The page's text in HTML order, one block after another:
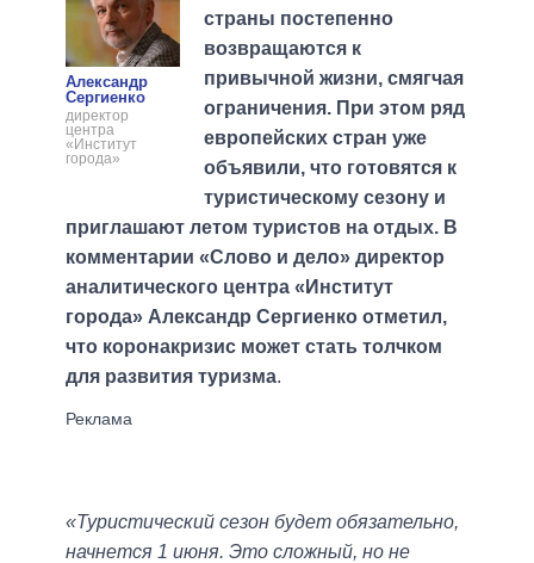
Александр
Сергиенко
директор
центра
«Институт
города»
страны постепенно
возвращаются к
привычной жизни, смягчая
ограничения. При этом ряд
европейских стран уже
объявили, что готовятся к
туристическому сезону и
приглашают летом туристов на отдых. В
комментарии «Слово и дело» директор
аналитического центра «Институт
города» Александр Сергиенко отметил,
что коронакризис может стать толчком
для развития туризма.
«Туристический сезон будет обязательно,
начнется 1 июня. Это сложный, но не